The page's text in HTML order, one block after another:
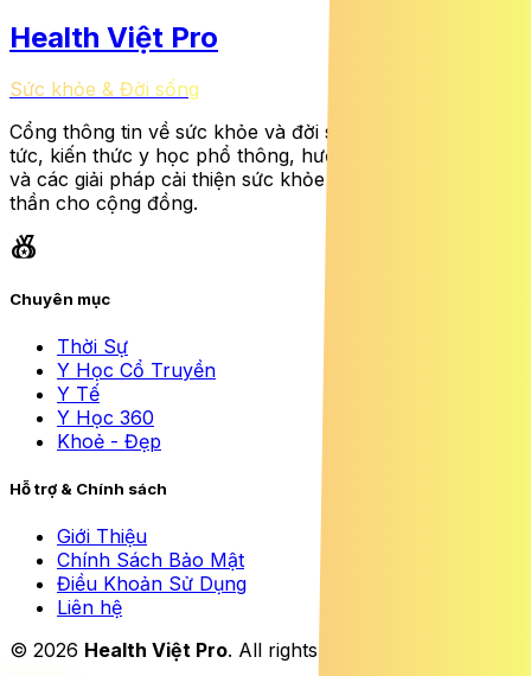
Health Việt Pro
Sức khỏe & Đời sống
Cổng thông tin về sức khỏe và đời sống cung cấp tin
tức, kiến thức y học phổ thông, hướng dẫn dinh dưỡng
và các giải pháp cải thiện sức khỏe thể chất lẫn tinh
thần cho cộng đồng.
social_leaderboard
Chuyên mục
Thời Sự
Y Học Cổ Truyền
Y Tế
Y Học 360
Khoẻ - Đẹp
Hỗ trợ & Chính sách
Giới Thiệu
Chính Sách Bảo Mật
Điều Khoản Sử Dụng
Liên hệ
© 2026 Health Việt Pro. All rights reserved.